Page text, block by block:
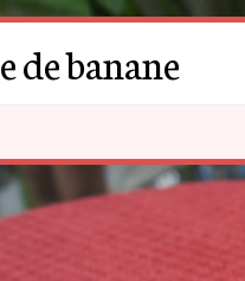
de banane